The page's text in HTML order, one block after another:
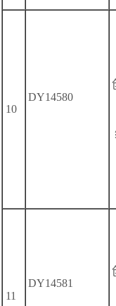
10
DY14580
11
DY14581